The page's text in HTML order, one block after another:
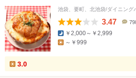
池袋、要町、北池袋/ダイニング
3.47
数
￥2,000～￥2,999
～￥999
3.0